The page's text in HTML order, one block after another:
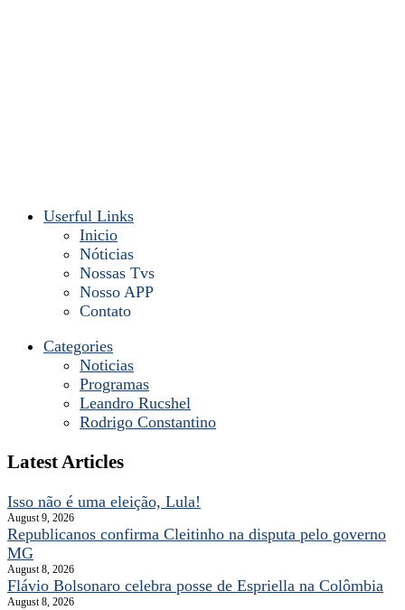
Userful Links
Inicio
Nóticias
Nossas Tvs
Nosso APP
Contato
Categories
Noticias
Programas
Leandro Rucshel
Rodrigo Constantino
Latest Articles
Isso não é uma eleição, Lula!
August 9, 2026
Republicanos confirma Cleitinho na disputa pelo governo
MG
August 8, 2026
Flávio Bolsonaro celebra posse de Espriella na Colômbia
August 8, 2026